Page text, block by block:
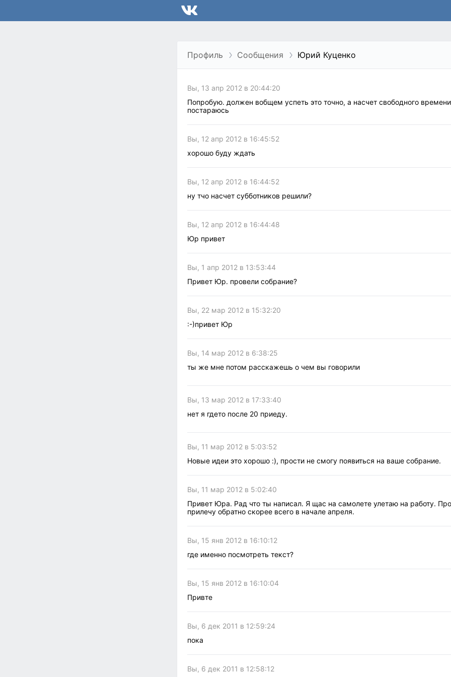
Профиль Сообщения Юрий Куценко
Вы, 13 апр 2012 в 20:44:20
Попробую. должен вобщем успеть это точно, а насчет свободного
постараюсь
Вы, 12 апр 2012 в 16:45:52
хорошо буду ждать
Вы, 12 апр 2012 в 16:44:52
ну тчо насчет субботников решили?
Вы, 12 апр 2012 в 16:44:48
Юр привет
Вы, 1 апр 2012 в 13:53:44
Привет Юр. провели собрание?
Вы, 22 мар 2012 в 15:32:20
:-)привет Юр
Вы, 14 мар 2012 в 6:38:25
ты же мне потом расскажешь о чем вы говорили
Вы, 13 мар 2012 в 17:33:40
нет я гдето после 20 приеду.
Вы, 11 мар 2012 в 5:03:52
Новые идеи это хорошо :), прости не смогу появиться на ваше собрание.
Вы, 11 мар 2012 в 5:02:40
Привет Юра. Рад что ты написал. Я щас на самолете улетаю на работу.
прилечу обратно скорее всего в начале апреля.
Вы, 15 янв 2012 в 16:10:12
где именно посмотреть текст?
Вы, 15 янв 2012 в 16:10:04
Привте
Вы, 6 дек 2011 в 12:59:24
пока
Вы, 6 дек 2011 в 12:58:12